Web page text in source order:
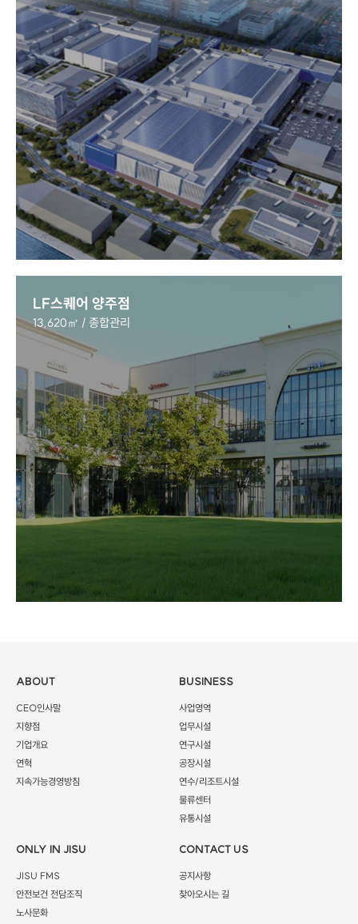
LF스퀘어 양주점
13,620㎡ / 종합관리
ABOUT
CEO인사말
지향점
기업개요
연혁
지속가능경영방침
BUSINESS
사업영역
업무시설
연구시설
공장시설
연수/리조트시설
물류센터
유통시설
ONLY IN JISU
JISU FMS
안전보건 전담조직
노사문화
CONTACT US
공지사항
찾아오시는 길